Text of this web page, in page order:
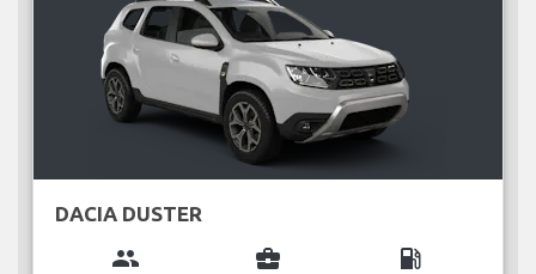
DACIA DUSTER
group business_center local_gas_station